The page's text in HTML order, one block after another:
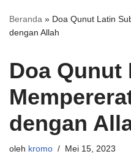
Beranda » Doa Qunut Latin
dengan Allah
Doa Qunut
dengan
oleh kromo Mei 15, 2023